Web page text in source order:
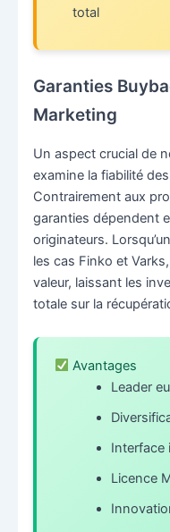
total
Garanties
Marketing
Un aspect crucial de
examine la fiabilité
Contrairement aux
garanties dépendent
originateurs.
les cas Finko et
valeur, laissant les
totale sur la
Avantages
Leader
Interface
Licence